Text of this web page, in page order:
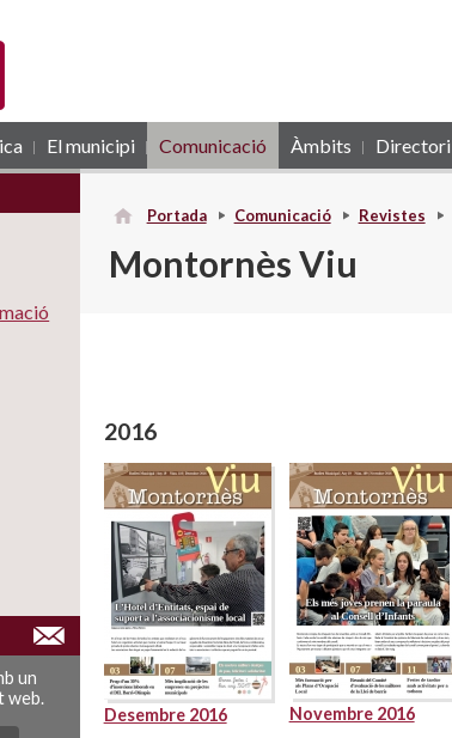
El municipi Comunicació Àmbits Directori
Portada Comunicació Revistes
Montornès Viu
2016
Desembre 2016 Novembre 2016
un
web.